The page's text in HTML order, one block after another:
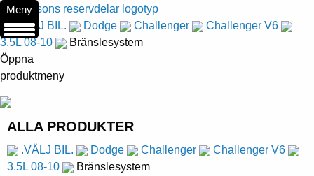
.VÄLJ BIL. Dodge Challenger
Challenger V6
3.5L 08-10
Bränslesystem
Öppna
produktmeny
ALLA PRODUKTER
.VÄLJ BIL. Dodge Challenger
Challenger V6
3.5L 08-10
Bränslesystem
Meny